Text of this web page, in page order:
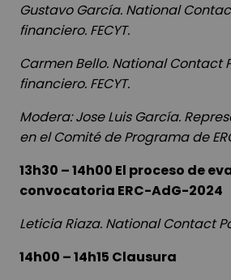
Gustavo García. National
financiero. FECYT.
Carmen Bello. National Contact
financiero. FECYT.
Modera: Jose Luis García.
en el Comité de Programa de
13h30 – 14h00 El proceso de
convocatoria ERC-AdG-2024
Leticia Riaza. National Contact
14h00 – 14h15 Clausura